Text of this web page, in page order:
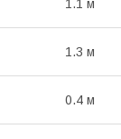
1.1 м
1.3 м
0.4 м